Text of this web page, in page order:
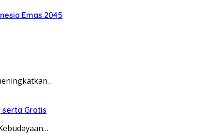
Emas 2045
serta Gratis